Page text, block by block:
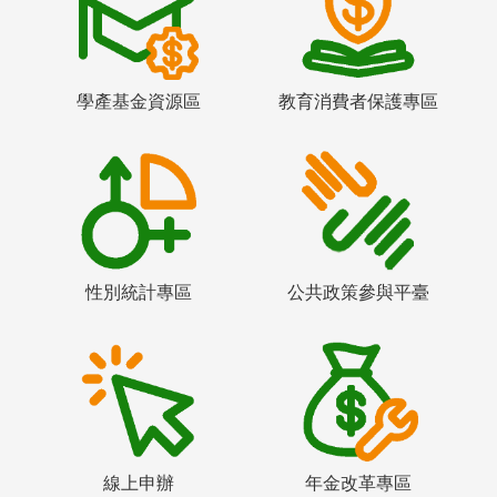
學產基金資源區 教育消費者保護專區
性別統計專區 公共政策參與平臺
線上申辦 年金改革專區